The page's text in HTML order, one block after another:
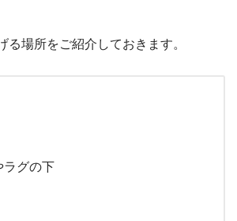
る場所をご紹介しておきます。
ラグの下